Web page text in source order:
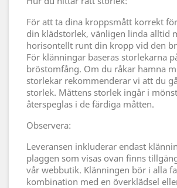
För att ta dina kroppsmått korrekt
din klädstorlek, vänligen linda alltid
horisontellt runt din kropp vid den
För klänningar baseras storlekarna
bröstomfång. Om du råkar hamna
storlekar rekommenderar vi att du
storlek. Måttens storlek ingår i
återspeglas i de färdiga måtten.
Observera:
Leveransen inkluderar endast
plaggen som visas ovan finns
vår webbutik. Klänningen bör i alla
kombination med en överklädsel